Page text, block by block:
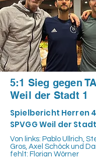
5:1 Sieg gegen
Weil der Stadt 1
Spielbericht Herren
SPVGG Weil der
Von links: Pablo Ullrich,
Gros, Axel Schöck und
fehlt: Florian Wörner